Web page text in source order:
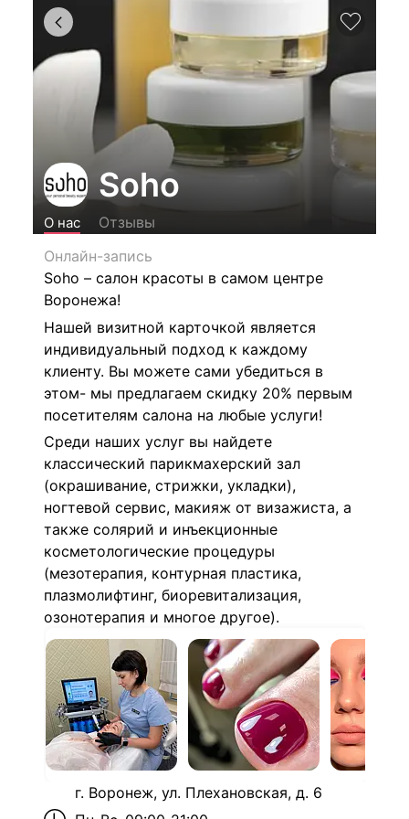
Soho
О нас
Отзывы
Онлайн-запись
Soho – салон красоты в самом центре
Воронежа!
Нашей визитной карточкой является
индивидуальный подход к каждому
клиенту. Вы можете сами убедиться в
этом- мы предлагаем скидку 20% первым
посетителям салона на любые услуги!
Среди наших услуг вы найдете
классический парикмахерский зал
(окрашивание, стрижки, укладки),
ногтевой сервис, макияж от визажиста, а
также солярий и инъекционные
косметологические процедуры
(мезотерапия, контурная пластика,
плазмолифтинг, биоревитализация,
озонотерапия и многое другое).
г. Воронеж, ул. Плехановская, д. 6